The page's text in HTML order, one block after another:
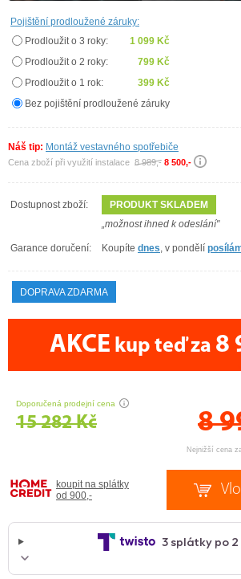
Pojištění prodloužené záruky:
Prodloužit o 3 roky:
1 099 Kč
Prodloužit o 2 roky:
799 Kč
Prodloužit o 1 rok:
399 Kč
Bez pojištění prodloužené záruky
Náš tip: Montáž vestavného spotřebiče
Cena zboží při využití instalace 8 989,- 8 500,-
Dostupnost zboží:
PRODUKT SKLADEM
„možnost ihned k odeslání"
Garance doručení: Koupíte dnes , v pondělí
DOPRAVA ZDARMA
AKCE kup teď za 8
Doporučená prodejní cena
15 282 Kč 8
Nejnižší cena
koupit na splátky
od 900,-